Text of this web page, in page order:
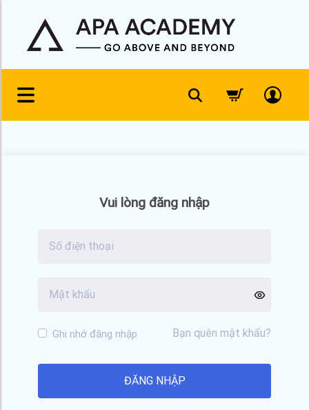
content
Vui lòng đăng nhập
Ghi nhớ đăng nhập Bạn quên mật khẩu?